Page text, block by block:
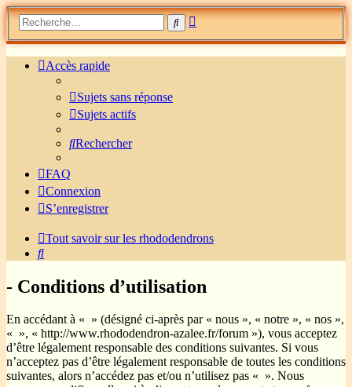
Rechercher
Recherche
Accès rapide
Sujets sans réponse
Sujets actifs
Rechercher
FAQ
Connexion
S’enregistrer
Tout savoir sur les rhododendrons
Rechercher
- Conditions d’utilisation
En accédant à « » (désigné ci-après par « nous », « notre », « nos »,
« », « http://www.rhododendron-azalee.fr/forum »), vous acceptez
d’être légalement responsable des conditions suivantes. Si vous
n’acceptez pas d’être légalement responsable de toutes les conditions
suivantes, alors n’accédez pas et/ou n’utilisez pas « ». Nous